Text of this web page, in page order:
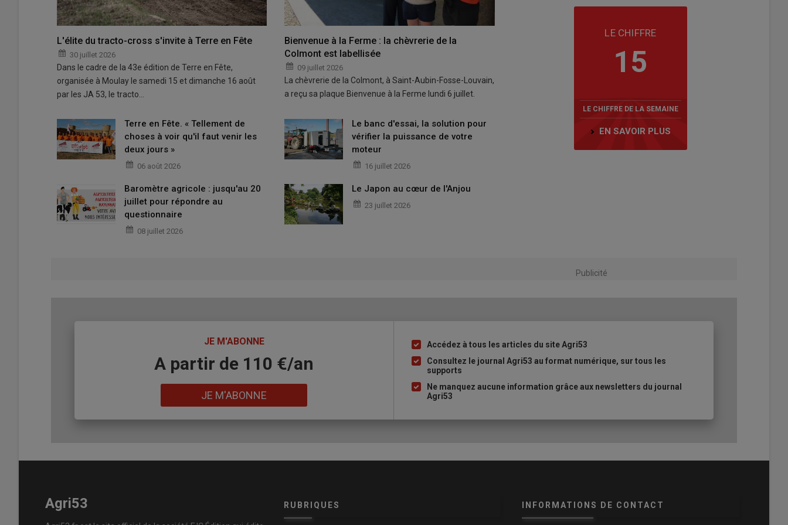
L'élite du tracto-cross s'invite à Terre en Fête
30 juillet 2026
Dans le cadre de la 43e édition de Terre en Fête,
organisée à Moulay le samedi 15 et dimanche 16 août
par les JA 53, le tracto…
Bienvenue à la Ferme : la chèvrerie de la
Colmont est labellisée
09 juillet 2026
La chèvrerie de la Colmont, à Saint-Aubin-Fosse-Louvain,
a reçu sa plaque Bienvenue à la Ferme lundi 6 juillet.
Terre en Fête. « Tellement de
choses à voir qu'il faut venir les
deux jours »
06 août 2026
Le banc d'essai, la solution pour
vérifier la puissance de votre
moteur
16 juillet 2026
Baromètre agricole : jusqu'au 20
juillet pour répondre au
questionnaire
08 juillet 2026
Le Japon au cœur de l'Anjou
23 juillet 2026
LE CHIFFRE
15
LE CHIFFRE DE LA SEMAINE
EN SAVOIR PLUS
Publicité
JE M'ABONNE
A partir de 110 €/an
JE M'ABONNE
Liste
à
puce
Accédez à tous les articles du site Agri53
Consultez le journal Agri53 au format numérique, sur tous les
supports
Ne manquez aucune information grâce aux newsletters du journal
Agri53
Agri53 RUBRIQUES INFORMATIONS DE CONTACT